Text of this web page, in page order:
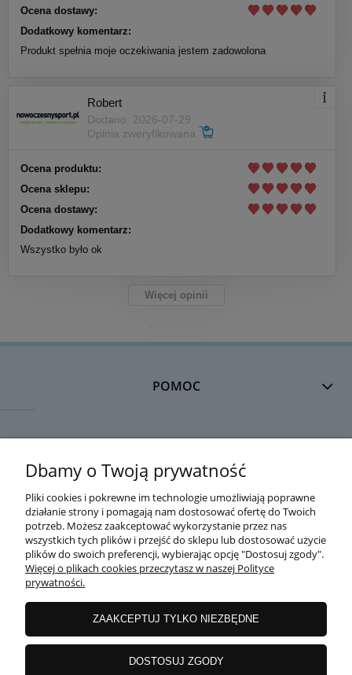
Ocena dostawy:
Dodatkowy komentarz:
Produkt spełnia moje oczekiwania jestem zadowolona
Robert
Dodano: 2026-07-29
Opinia zweryfikowana
Ocena produktu:
Ocena sklepu:
Ocena dostawy:
Dodatkowy komentarz:
Wszystko było ok
Więcej opinii
POMOC
MOJE KONTO
O FIRMIE
Dbamy o Twoją prywatność
Pliki cookies i pokrewne im technologie umożliwiają poprawne
działanie strony i pomagają nam dostosować ofertę do Twoich
potrzeb. Możesz zaakceptować wykorzystanie przez nas
wszystkich tych plików i przejść do sklepu lub dostosować użycie
plików do swoich preferencji, wybierając opcję "Dostosuj zgody".
Więcej o plikach cookies przeczytasz w naszej Polityce
prywatności.
ZAAKCEPTUJ TYLKO NIEZBĘDNE
DOSTOSUJ ZGODY